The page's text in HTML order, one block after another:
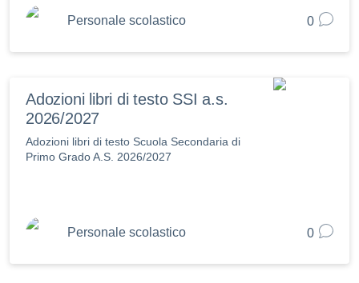
Personale scolastico 0
Adozioni libri di testo SSI a.s.
2026/2027
Adozioni libri di testo Scuola Secondaria di
Primo Grado A.S. 2026/2027
Personale scolastico 0